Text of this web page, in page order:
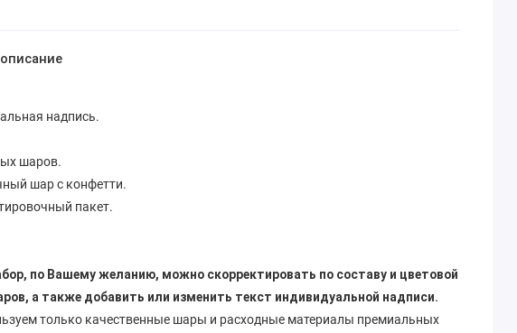
надпись.
шаров.
шар с конфетти.
пакет.
по Вашему желанию, можно скорректировать по составу и цветовой
а также добавить или изменить текст индивидуальной надписи.
только качественные шары и расходные материалы премиальных